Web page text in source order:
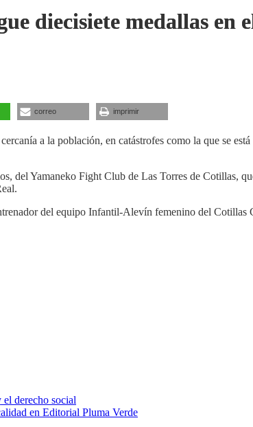
diecisiete medallas
correo imprimir
a la población, en catástrofes como la que se
del Yamaneko Fight Club de Las Torres de Cotillas,
del equipo Infantil-Alevín femenino del Cotillas
derecho social
en Editorial Pluma Verde